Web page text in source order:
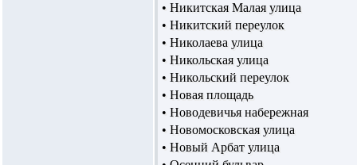
• Никитская Малая улица
• Никитский переулок
• Николаева улица
• Никольская улица
• Никольский переулок
• Новая площадь
• Новодевичья набережная
• Новомосковская улица
• Новый Арбат улица